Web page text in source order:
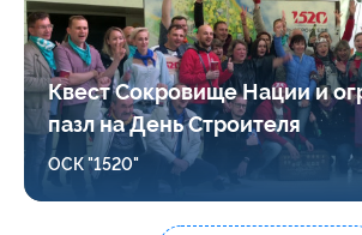
Квест Сокровище Нации и
пазл на День Строителя
ОСК "1520"